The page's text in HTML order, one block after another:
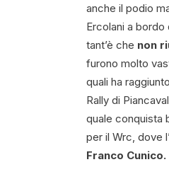
anche il podio
Ercolani a bordo
tant’è che non
furono molto
quali ha
Rally di
quale conquista
per il Wrc, dove
Franco Cunico.